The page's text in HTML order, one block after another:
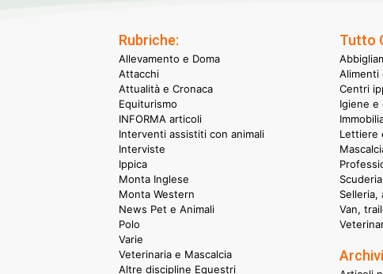
Rubriche:
Allevamento e Doma
Attacchi
Attualità e Cronaca
Equiturismo
INFORMA articoli
Interventi assistiti con animali
Interviste
Ippica
Monta Inglese
Monta Western
News Pet e Animali
Polo
Varie
Veterinaria e Mascalcia
Altre discipline Equestri
Tutto
Alimenti
Centri
Igiene e
Lettiere
Van,